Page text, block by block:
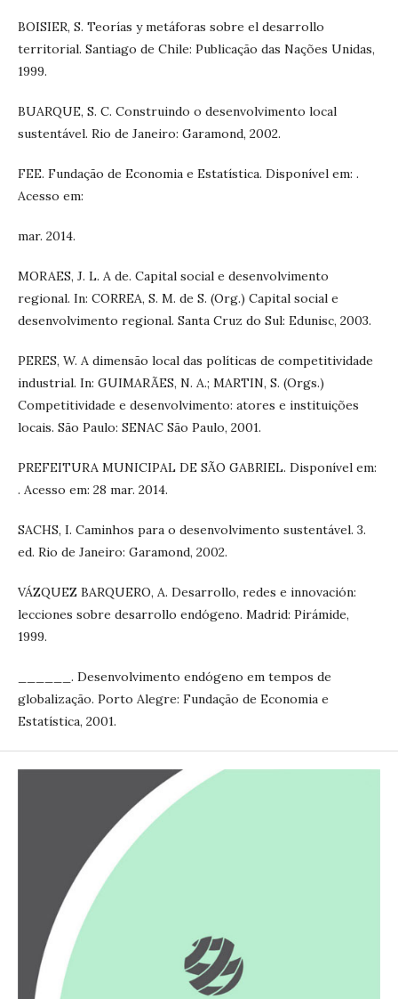
BOISIER, S. Teorías y metáforas sobre el desarrollo
territorial. Santiago de Chile: Publicação das Nações Unidas,
1999.
BUARQUE, S. C. Construindo o desenvolvimento local
sustentável. Rio de Janeiro: Garamond, 2002.
FEE. Fundação de Economia e Estatística. Disponível em: .
Acesso em:
mar. 2014.
MORAES, J. L. A de. Capital social e desenvolvimento
regional. In: CORREA, S. M. de S. (Org.) Capital social e
desenvolvimento regional. Santa Cruz do Sul: Edunisc, 2003.
PERES, W. A dimensão local das políticas de competitividade
industrial. In: GUIMARÃES, N. A.; MARTIN, S. (Orgs.)
Competitividade e desenvolvimento: atores e instituições
locais. São Paulo: SENAC São Paulo, 2001.
PREFEITURA MUNICIPAL DE SÃO GABRIEL. Disponível em:
. Acesso em: 28 mar. 2014.
SACHS, I. Caminhos para o desenvolvimento sustentável. 3.
ed. Rio de Janeiro: Garamond, 2002.
VÁZQUEZ BARQUERO, A. Desarrollo, redes e innovación:
lecciones sobre desarrollo endógeno. Madrid: Pirámide,
1999.
______. Desenvolvimento endógeno em tempos de
globalização. Porto Alegre: Fundação de Economia e
Estatística, 2001.